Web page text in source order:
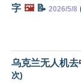
字 🖼️📝 2026/5/8
乌克兰无人机
次)